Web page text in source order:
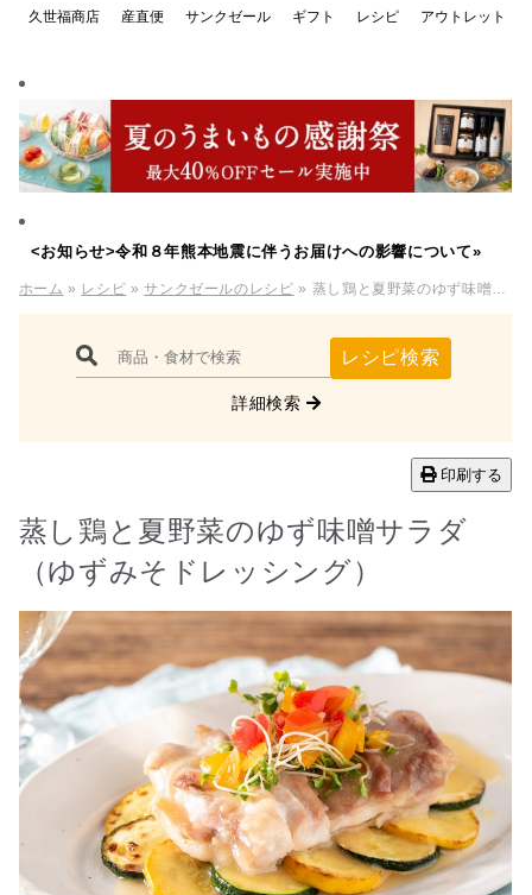
久世福商店 産直便 サンクゼール ギフト レシピ アウトレット
<お知らせ>令和８年熊本地震に伴うお届けへの影響について»
ホーム » レシピ »サンクゼールのレシピ » 蒸し鶏と夏野菜のゆず味噌サラダ（ゆずみそドレッシング）
レシピ検索
詳細検索
印刷する
蒸し鶏と夏野菜のゆず味噌サラダ
（ゆずみそドレッシング）